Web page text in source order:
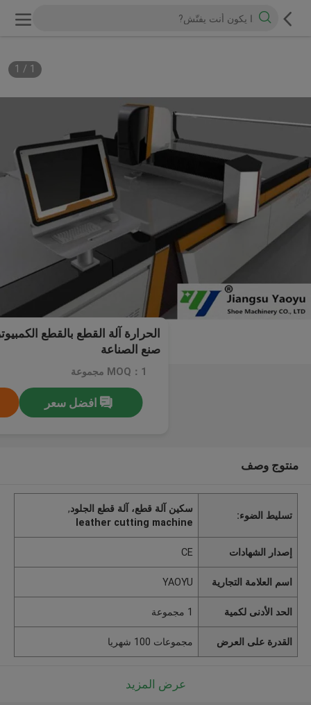
1
/
1
الحرارة آلة القطع بالقطع
صنع الصناعة
MOQ：1 مجموعة
افضل سعر
منتوج وصف
تسليط الضوء:
سكين آلة قطع، آلة قطع الجلود,
leather cutting machine
إصدار الشهادات CE
اسم العلامة التجارية YAOYU
الحد الأدنى لكمية 1 مجموعة
القدرة على العرض مجموعات 100 شهريا
عرض المزيد